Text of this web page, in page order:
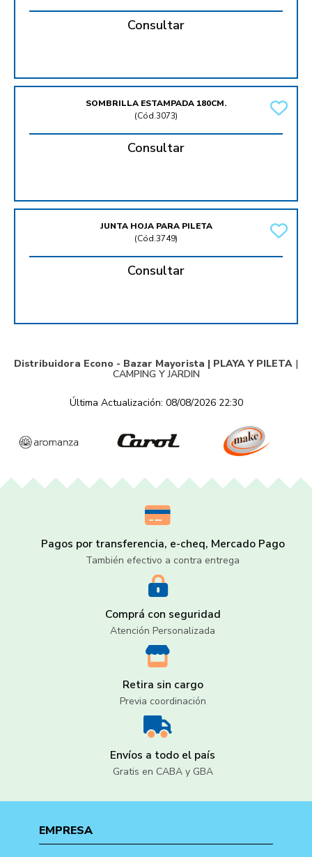
Consultar
SOMBRILLA ESTAMPADA 180CM.
(Cód.3073)
Consultar
JUNTA HOJA PARA PILETA
(Cód.3749)
Consultar
Distribuidora Econo - Bazar Mayorista | PLAYA Y PILETA |
CAMPING Y JARDIN
Última Actualización: 08/08/2026 22:30
Pagos por transferencia, e-cheq, Mercado Pago
También efectivo a contra entrega
Comprá con seguridad
Atención Personalizada
Retira sin cargo
Previa coordinación
Envíos a todo el país
Gratis en CABA y GBA
EMPRESA